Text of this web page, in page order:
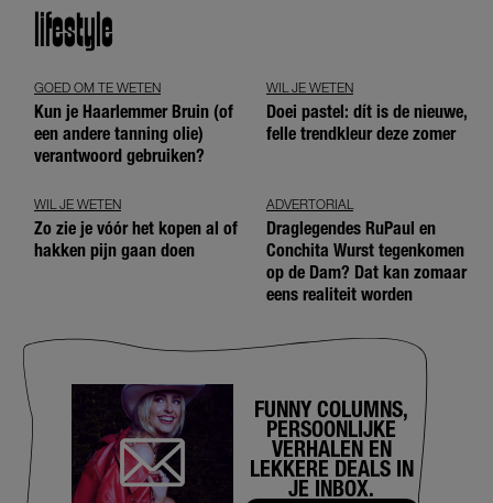
lifestyle
GOED OM TE WETEN
Kun je Haarlemmer Bruin (of
een andere tanning olie)
verantwoord gebruiken?
WIL JE WETEN
Doei pastel: dít is de nieuwe,
felle trendkleur deze zomer
WIL JE WETEN
Zo zie je vóór het kopen al of
hakken pijn gaan doen
ADVERTORIAL
Draglegendes RuPaul en
Conchita Wurst tegenkomen
op de Dam? Dat kan zomaar
eens realiteit worden
FUNNY COLUMNS,
PERSOONLIJKE
VERHALEN EN
LEKKERE DEALS IN
JE INBOX.